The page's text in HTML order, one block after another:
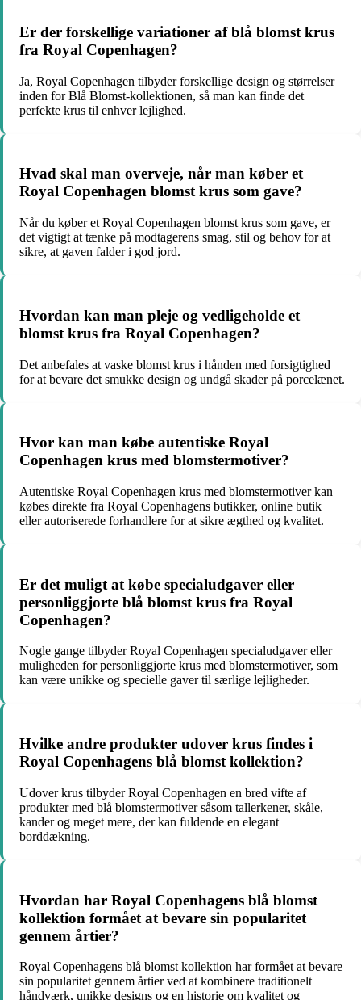
Er der forskellige variationer af blå blomst krus
fra Royal Copenhagen?
Ja, Royal Copenhagen tilbyder forskellige design og størrelser
inden for Blå Blomst-kollektionen, så man kan finde det
perfekte krus til enhver lejlighed.
Hvad skal man overveje, når man køber et
Royal Copenhagen blomst krus som gave?
Når du køber et Royal Copenhagen blomst krus som gave, er
det vigtigt at tænke på modtagerens smag, stil og behov for at
sikre, at gaven falder i god jord.
Hvordan kan man pleje og vedligeholde et
blomst krus fra Royal Copenhagen?
Det anbefales at vaske blomst krus i hånden med forsigtighed
for at bevare det smukke design og undgå skader på porcelænet.
Hvor kan man købe autentiske Royal
Copenhagen krus med blomstermotiver?
Autentiske Royal Copenhagen krus med blomstermotiver kan
købes direkte fra Royal Copenhagens butikker, online butik
eller autoriserede forhandlere for at sikre ægthed og kvalitet.
Er det muligt at købe specialudgaver eller
personliggjorte blå blomst krus fra Royal
Copenhagen?
Nogle gange tilbyder Royal Copenhagen specialudgaver eller
muligheden for personliggjorte krus med blomstermotiver, som
kan være unikke og specielle gaver til særlige lejligheder.
Hvilke andre produkter udover krus findes i
Royal Copenhagens blå blomst kollektion?
Udover krus tilbyder Royal Copenhagen en bred vifte af
produkter med blå blomstermotiver såsom tallerkener, skåle,
kander og meget mere, der kan fuldende en elegant
borddækning.
Hvordan har Royal Copenhagens blå blomst
kollektion formået at bevare sin popularitet
gennem årtier?
Royal Copenhagens blå blomst kollektion har formået at bevare
sin popularitet gennem årtier ved at kombinere traditionelt
håndværk, unikke designs og en historie om kvalitet og